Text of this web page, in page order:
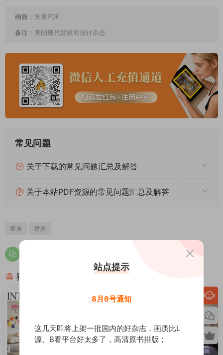
画质： 矢量PDF
备注： 美国现代建筑和设计杂志
常见问题
关于下载的常见问题汇总及解答
关于本站PDF资源的常见问题汇总及解答
家居 建筑
猜你喜欢
站点提示
8月6号通知
这几天即将上架一批国内的好杂志，画质比L
源、B看平台好太多了，高清原书排版；